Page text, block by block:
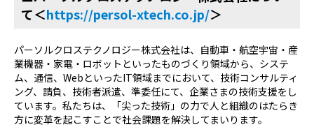
て＜https://persol-xtech.co.jp/＞
パーソルクロステクノロジー株式会社は、自動車・航空宇宙・産
業機器・家電・ロボットといったものづくり領域から、システ
ム、通信、WebといったIT領域までにおいて、技術コンサルティ
ング、請負、技術者派遣、準委任にて、企業さまの技術支援をし
ています。私たちは、「尖った技術」の力で人と組織のはたらき
方に変革を起こすことで社会課題を解決してまいります。